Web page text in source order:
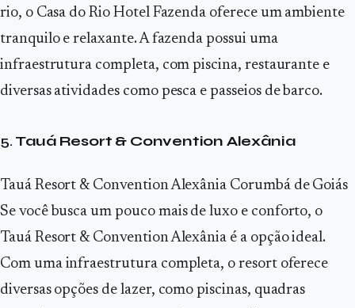
rio, o Casa do Rio Hotel Fazenda oferece um ambiente
tranquilo e relaxante. A fazenda possui uma
infraestrutura completa, com piscina, restaurante e
diversas atividades como pesca e passeios de barco.
5. Tauá Resort & Convention Alexânia
Tauá Resort & Convention Alexânia Corumbá de Goiás
Se você busca um pouco mais de luxo e conforto, o
Tauá Resort & Convention Alexânia é a opção ideal.
Com uma infraestrutura completa, o resort oferece
diversas opções de lazer, como piscinas, quadras